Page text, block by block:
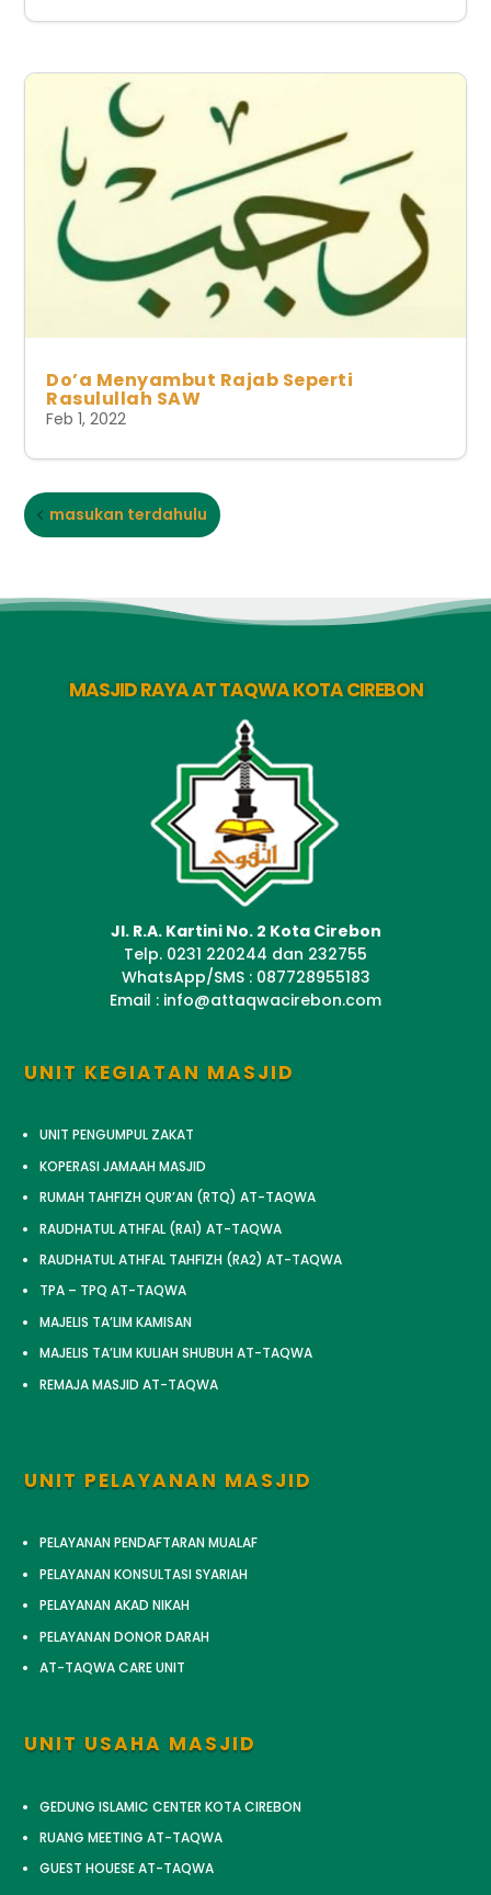
Do’a Menyambut Rajab Seperti
Rasulullah SAW
Feb 1, 2022
masukan terdahulu
MASJID RAYA AT TAQWA KOTA CIREBON
Jl. R.A. Kartini No. 2 Kota Cirebon
Telp. 0231 220244 dan 232755
WhatsApp/SMS : 087728955183
Email : info@attaqwacirebon.com
UNIT KEGIATAN MASJID
UNIT PENGUMPUL ZAKAT
KOPERASI JAMAAH MASJID
RUMAH TAHFIZH QUR’AN (RTQ) AT-TAQWA
RAUDHATUL ATHFAL (RA1) AT-TAQWA
RAUDHATUL ATHFAL TAHFIZH (RA2) AT-TAQWA
TPA – TPQ AT-TAQWA
MAJELIS TA’LIM KAMISAN
MAJELIS TA’LIM KULIAH SHUBUH AT-TAQWA
REMAJA MASJID AT-TAQWA
UNIT PELAYANAN MASJID
PELAYANAN PENDAFTARAN MUALAF
PELAYANAN KONSULTASI SYARIAH
PELAYANAN AKAD NIKAH
PELAYANAN DONOR DARAH
AT-TAQWA CARE UNIT
UNIT USAHA MASJID
GEDUNG ISLAMIC CENTER KOTA CIREBON
RUANG MEETING AT-TAQWA
GUEST HOUESE AT-TAQWA